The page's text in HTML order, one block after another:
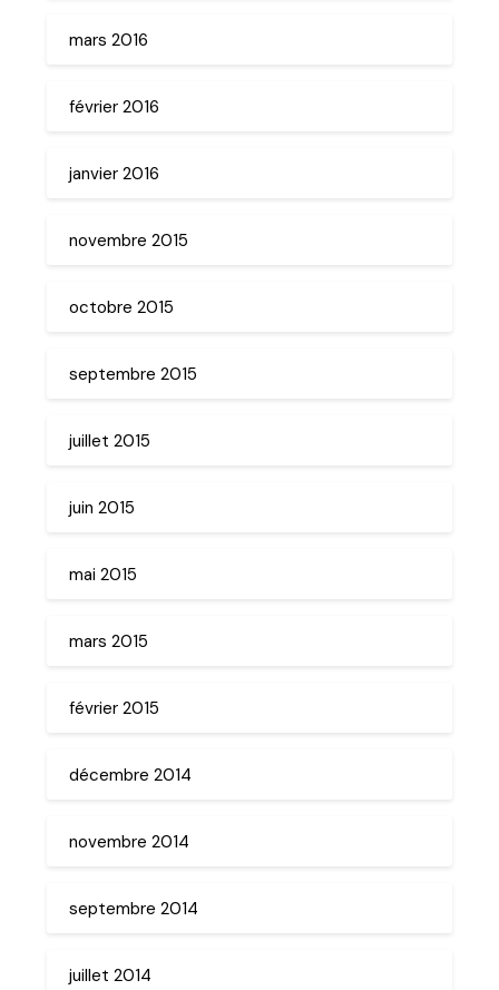
mars 2016
février 2016
janvier 2016
novembre 2015
octobre 2015
septembre 2015
juillet 2015
juin 2015
mai 2015
mars 2015
février 2015
décembre 2014
novembre 2014
septembre 2014
juillet 2014